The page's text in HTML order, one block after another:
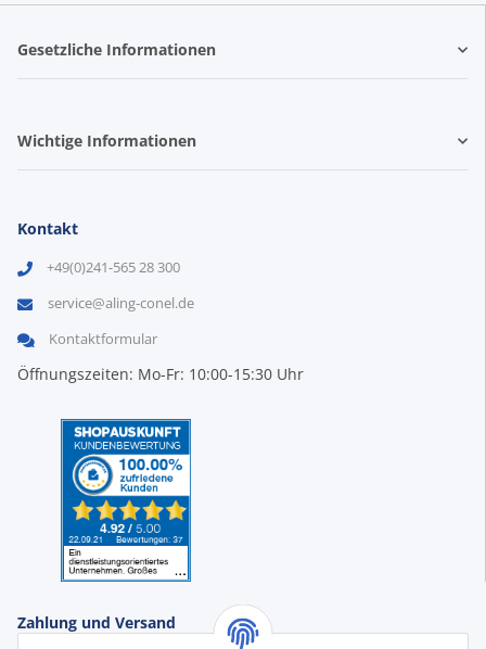
Gesetzliche Informationen
Wichtige Informationen
Kontakt
+49(0)241-565 28 300
service@aling-conel.de
Kontaktformular
Öffnungszeiten: Mo-Fr: 10:00-15:30 Uhr
Zahlung und Versand